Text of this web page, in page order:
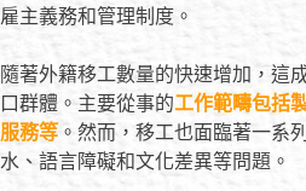
雇主義務和管理制度。
隨著外籍移工數量的快速增加，這
口群體。主要從事的工作範疇包括
服務等 。然而，移工也面臨著一系
水、語言障礙和文化差異等問題。